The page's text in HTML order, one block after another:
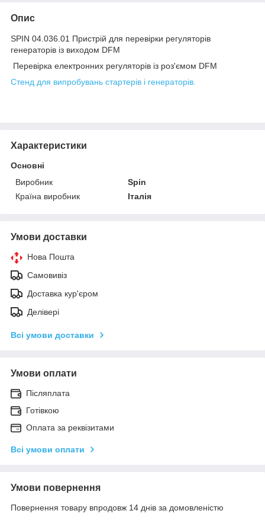
Опис
SPIN 04.036.01 Пристрій для перевірки регуляторів
генераторів із виходом DFM
Перевірка електронних регуляторів із роз'ємом DFM
Стенд для випробувань стартерів і генераторів.
Характеристики
Основні
Виробник
Spin
Країна виробник
Італія
Умови доставки
Нова Пошта
Самовивіз
Доставка кур'єром
Делівері
Всі умови доставки
Умови оплати
Післяплата
Готівкою
Оплата за реквізитами
Всі умови оплати
Умови повернення
Повернення товару впродовж 14 днів за домовленістю